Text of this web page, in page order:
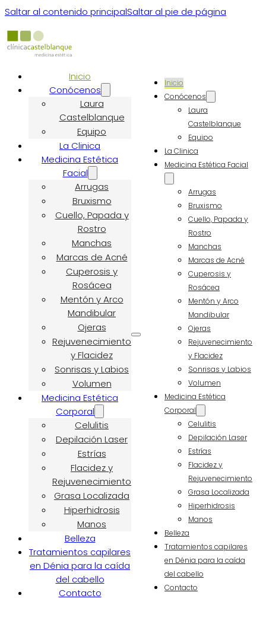
Saltar al contenido principalSaltar al pie de página
Inicio
Conócenos
Laura
Castelblanque
Equipo
La Clinica
Medicina Estética
Facial
Arrugas
Bruxismo
Cuello, Papada y
Rostro
Manchas
Marcas de Acné
Cuperosis y
Rosácea
Mentón y Arco
Mandibular
Ojeras
Rejuvenecimiento
y Flacidez
Sonrisas y Labios
Volumen
Medicina Estética
Corporal
Celulitis
Depilación Laser
Estrías
Flacidez y
Rejuvenecimiento
Grasa Localizada
Hiperhidrosis
Manos
Belleza
Tratamientos capilares
en Dénia para la caída
del cabello
Contacto
Inicio
Conócenos
Laura
Castelblanque
Equipo
La Clinica
Medicina Estética Facial
Arrugas
Bruxismo
Cuello, Papada y
Rostro
Manchas
Marcas de Acné
Cuperosis y
Rosácea
Mentón y Arco
Mandibular
Ojeras
Rejuvenecimiento
y Flacidez
Sonrisas y Labios
Volumen
Medicina Estética
Corporal
Celulitis
Depilación Laser
Estrías
Flacidez y
Rejuvenecimiento
Grasa Localizada
Hiperhidrosis
Manos
Belleza
Tratamientos capilares
en Dénia para la caída
del cabello
Contacto